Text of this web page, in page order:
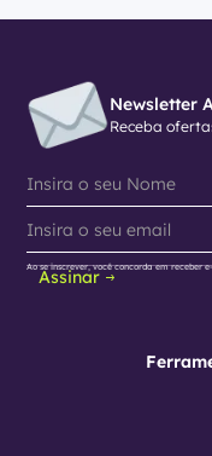
Newsletter
Receba
Assinar
Ao se inscrever, você concorda em receber